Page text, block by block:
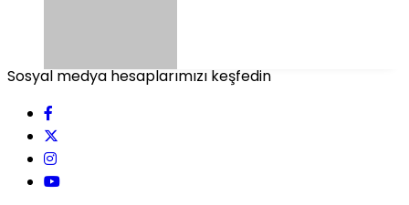
Sosyal medya hesaplarımızı keşfedin